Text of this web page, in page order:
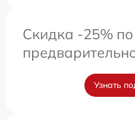
Скидка -25% по
Узнать